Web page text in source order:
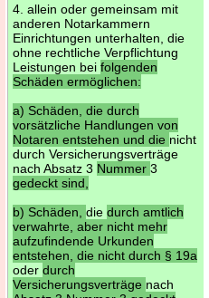
4. allein oder gemeinsam mit
anderen Notarkammern
Einrichtungen unterhalten, die
ohne rechtliche Verpflichtung
Leistungen bei folgenden
Schäden ermöglichen:
a) Schäden, die durch
vorsätzliche Handlungen von
Notaren entstehen und die nicht
durch Versicherungsverträge
nach Absatz 3 Nummer 3
gedeckt sind,
b) Schäden, die durch amtlich
verwahrte, aber nicht mehr
aufzufindende Urkunden
entstehen, die nicht durch § 19a
oder durch
Versicherungsverträge nach